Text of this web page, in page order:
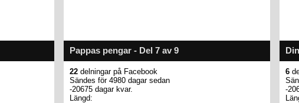
Pappas pengar - Del 7 av 9
22 delningar på Facebook
Sändes för 4980 dagar sedan
-20675 dagar kvar.
Längd:
6
-